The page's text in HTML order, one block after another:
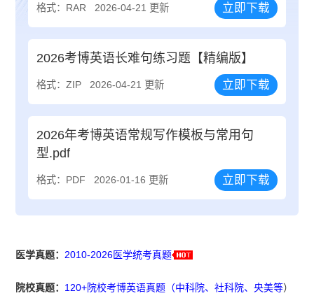
格式：RAR 2026-04-21 更新 立即下载
2026考博英语长难句练习题【精编版】
格式：ZIP 2026-04-21 更新 立即下载
2026年考博英语常规写作模板与常用句
型.pdf
格式：PDF 2026-01-16 更新 立即下载
医学真题： 2010-2026医学统考真题
院校真题： 120+院校考博英语真题（中科院、社科院、央美等）